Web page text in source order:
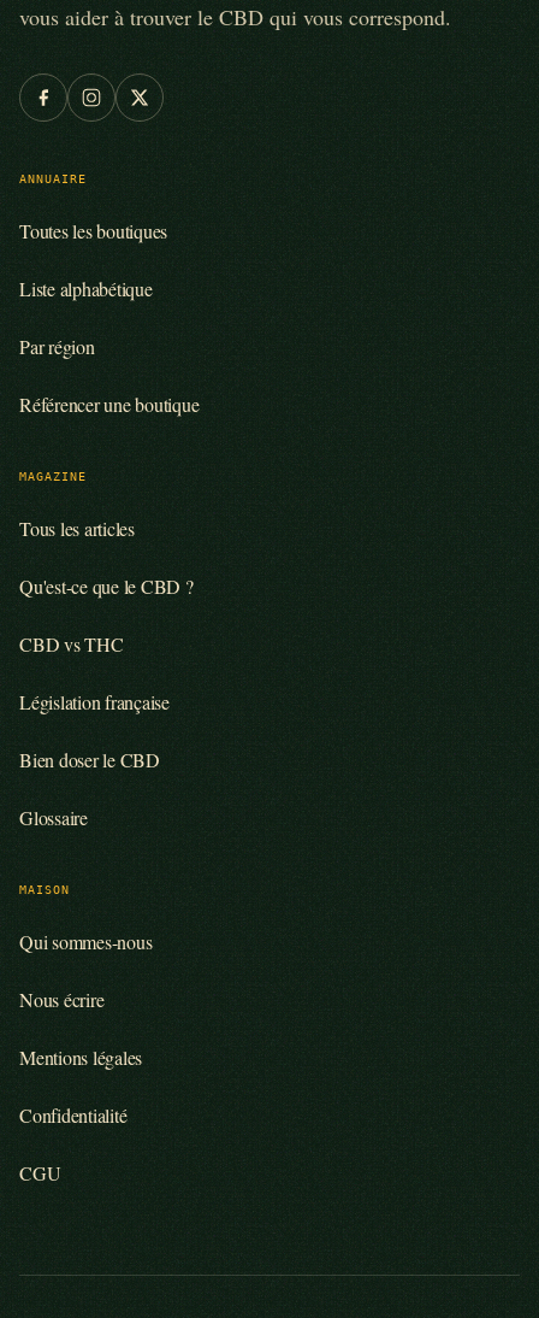
vous aider à trouver le CBD qui vous correspond.
ANNUAIRE
Toutes les boutiques
Liste alphabétique
Par région
Référencer une boutique
MAGAZINE
Tous les articles
Qu'est-ce que le CBD ?
CBD vs THC
Législation française
Bien doser le CBD
Glossaire
MAISON
Qui sommes-nous
Nous écrire
Mentions légales
Confidentialité
CGU